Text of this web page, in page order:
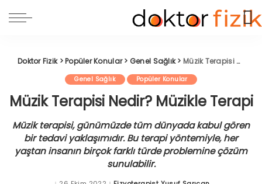
Doktor Fizik>Popüler Konular> Genel Sağlık> Müzik Terapisi Nedir? Müzikle Terapi
Genel Sağlık Popüler Konular
Müzik Terapisi Nedir? Müzikle Terapi
Müzik terapisi, günümüzde tüm dünyada kabul gören
bir tedavi yaklaşımıdır. Bu terapi yöntemiyle, her
yaştan insanın birçok farklı türde problemine çözüm
sunulabilir.